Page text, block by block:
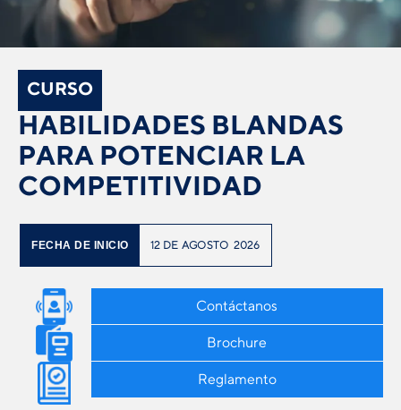
CURSO
HABILIDADES BLANDAS
PARA POTENCIAR LA
COMPETITIVIDAD
FECHA DE INICIO 12 DE AGOSTO 2026
Contáctanos
Brochure
Reglamento